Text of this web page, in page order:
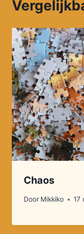
Chaos
Door Mikkiko 17